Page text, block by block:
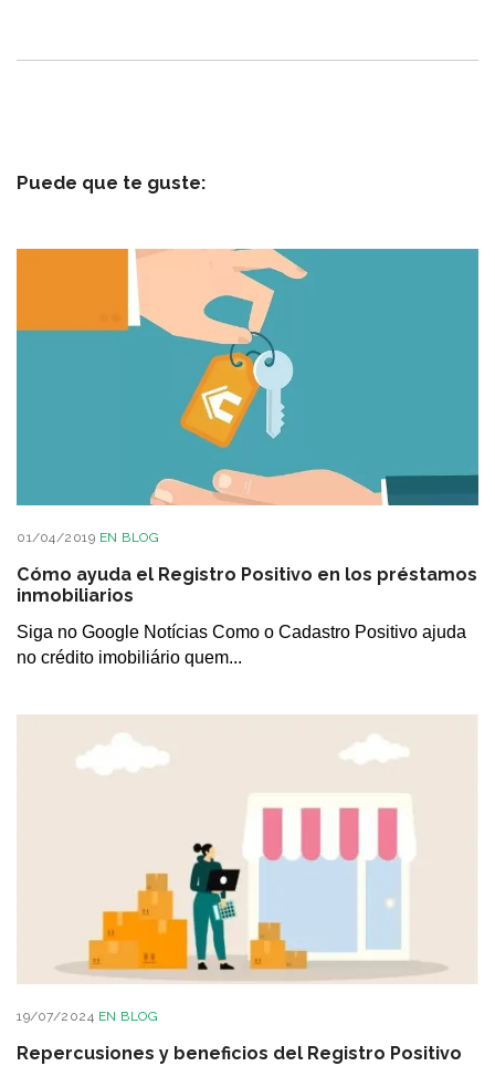
Puede que te guste:
01/04/2019 EN BLOG
Cómo ayuda el Registro Positivo en los préstamos
inmobiliarios
Siga no Google Notícias Como o Cadastro Positivo ajuda
no crédito imobiliário quem...
19/07/2024 EN BLOG
Repercusiones y beneficios del Registro Positivo